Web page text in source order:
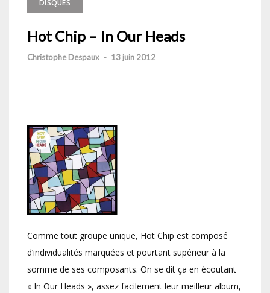
DISQUES
Hot Chip – In Our Heads
Christophe Despaux - 13 juin 2012
Comme tout groupe unique, Hot Chip est composé
d’individualités marquées et pourtant supérieur à la
somme de ses composants. On se dit ça en écoutant
« In Our Heads », assez facilement leur meilleur album,